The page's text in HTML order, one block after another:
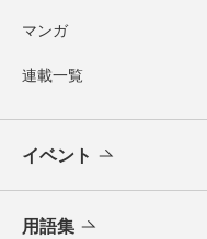
マンガ
連載一覧
イベント
用語集